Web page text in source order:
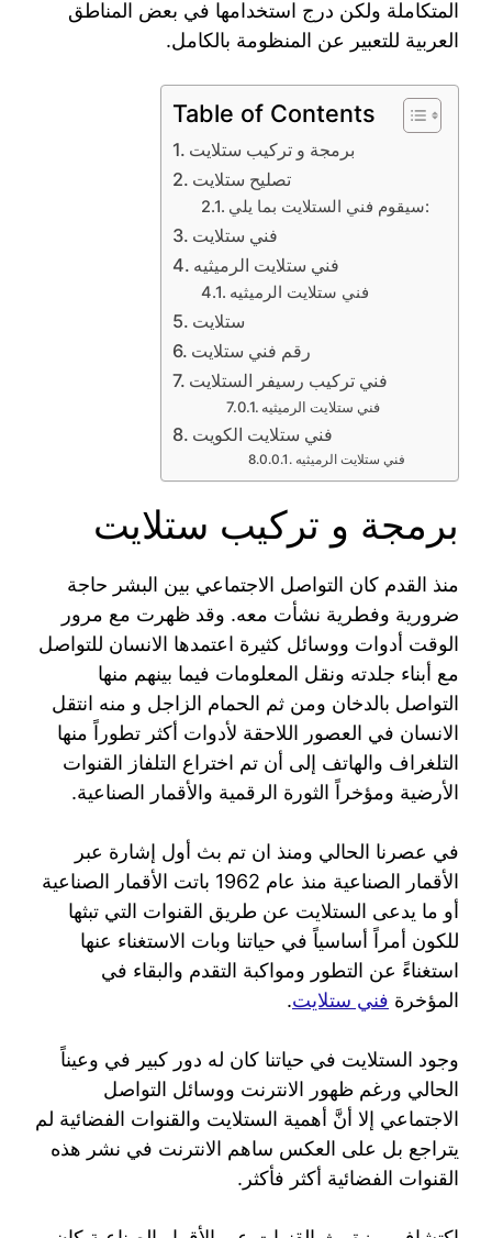
المتكاملة ولكن درج استخدامها في بعض المناطق
العربية للتعبير عن المنظومة بالكامل.
Table of Contents
برمجة و تركيب ستلايت
تصليح ستلايت
سيقوم فني الستلايت بما يلي:
فني ستلايت
فني ستلايت الرميثيه
فني ستلايت الرميثيه
ستلايت
رقم فني ستلايت
فني تركيب رسيفر الستلايت
فني ستلايت الرميثيه
فني ستلايت الكويت
فني ستلايت الرميثيه
برمجة و تركيب ستلايت
منذ القدم كان التواصل الاجتماعي بين البشر حاجة
ضرورية وفطرية نشأت معه. وقد ظهرت مع مرور
الوقت أدوات ووسائل كثيرة اعتمدها الانسان للتواصل
مع أبناء جلدته ونقل المعلومات فيما بينهم منها
التواصل بالدخان ومن ثم الحمام الزاجل و منه انتقل
الانسان في العصور اللاحقة لأدوات أكثر تطوراً منها
التلغراف والهاتف إلى أن تم اختراع التلفاز القنوات
الأرضية ومؤخراً الثورة الرقمية والأقمار الصناعية.
في عصرنا الحالي ومنذ ان تم بث أول إشارة عبر
الأقمار الصناعية منذ عام 1962 باتت الأقمار الصناعية
أو ما يدعى الستلايت عن طريق القنوات التي تبثها
للكون أمراً أساسياً في حياتنا وبات الاستغناء عنها
استغناءً عن التطور ومواكبة التقدم والبقاء في
المؤخرة فني ستلايت.
وجود الستلايت في حياتنا كان له دور كبير في وعيناً
الحالي ورغم ظهور الانترنت ووسائل التواصل
الاجتماعي إلا أنَّ أهمية الستلايت والقنوات الفضائية لم
يتراجع بل على العكس ساهم الانترنت في نشر هذه
القنوات الفضائية أكثر فأكثر.